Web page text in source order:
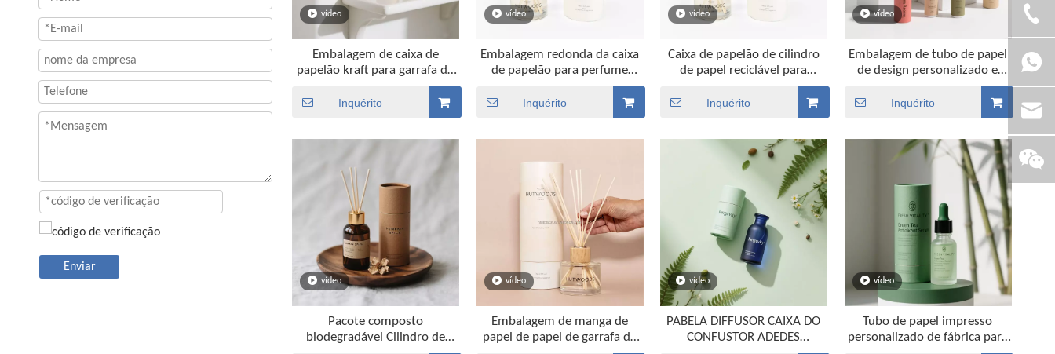
Enviar
vídeo
Embalagem de caixa de
papelão kraft para garrafa de
Inquérito
vídeo
Embalagem redonda da caixa
de papelão para perfume
Garrafa de óleo essencial
Inquérito
vídeo
Caixa de papelão de cilindro
de papel reciclável para
Inquérito
vídeo
Embalagem de tubo de papel
de design personalizado e
ecológico para garrafa de
perfume
Inquérito
vídeo
Pacote composto
biodegradável Cilindro de
vídeo
Embalagem de manga de
papel de papel de garrafa de
vídeo
PABELA DIFFUSOR CAIXA DO
CONFUSTOR ADEDES
vídeo
Tubo de papel impresso
personalizado de fábrica para